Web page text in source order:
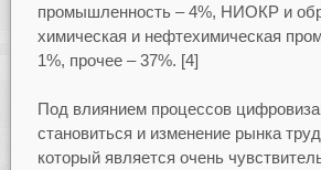
промышленность – 4%, НИОКР и
химическая и нефтехимическая
1%, прочее – 37%. [4]
Под влиянием процессов
становиться и изменение рынка
который является очень